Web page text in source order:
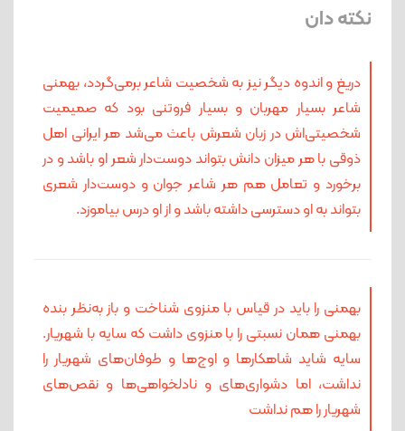
نکته دان
دریغ و اندوه دیگر نیز به شخصیت شاعر برمی‌گردد، بهمنی
شاعر بسیار مهربان و بسیار فروتنی بود که صمیمیت
شخصیتی‌اش در زبان شعرش باعث می‌شد هر ایرانی اهل
ذوقی با هر میزان دانش بتواند دوست‌دار شعر او باشد و در
برخورد و تعامل هم هر شاعر جوان و دوست‌دار شعری
بتواند به او دسترسی داشته باشد و از او درس بیاموزد.
بهمنی را باید در قیاس با منزوی شناخت و باز به‌نظر بنده
بهمنی همان نسبتی را با منزوی داشت که سایه با شهریار.
سایه شاید شاهکارها و اوج‌ها و طوفان‌های شهریار را
نداشت، اما دشواری‌های و نادلخواهی‌ها و نقص‌های
شهریار را هم نداشت